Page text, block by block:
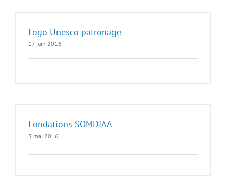
Logo Unesco patronage
17 juin 2016
Fondations SOMDIAA
3 mai 2016